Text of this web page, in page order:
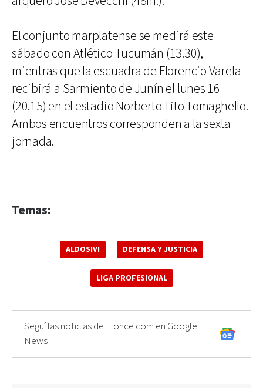
El conjunto marplatense se medirá este
sábado con Atlético Tucumán (13.30),
mientras que la escuadra de Florencio Varela
recibirá a Sarmiento de Junín el lunes 16
(20.15) en el estadio Norberto Tito Tomaghello.
Ambos encuentros corresponden a la sexta
jornada.
Temas:
ALDOSIVI DEFENSA Y JUSTICIA
LIGA PROFESIONAL
Seguí las noticias de Elonce.com en Google
News